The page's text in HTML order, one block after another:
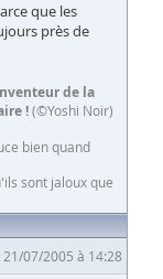
que les
près de
de la
!(©Yoshi Noir)
bien quand
sont jaloux que
21/07/2005 à 14:28